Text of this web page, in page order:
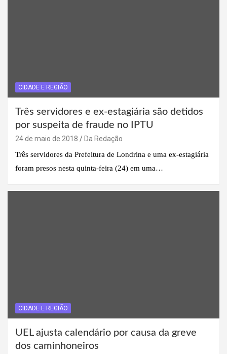
CIDADE E REGIÃO
Três servidores e ex-estagiária são detidos
por suspeita de fraude no IPTU
24 de maio de 2018
Da Redação
Três servidores da Prefeitura de Londrina e uma ex-estagiária
foram presos nesta quinta-feira (24) em uma…
CIDADE E REGIÃO
UEL ajusta calendário por causa da greve
dos caminhoneiros